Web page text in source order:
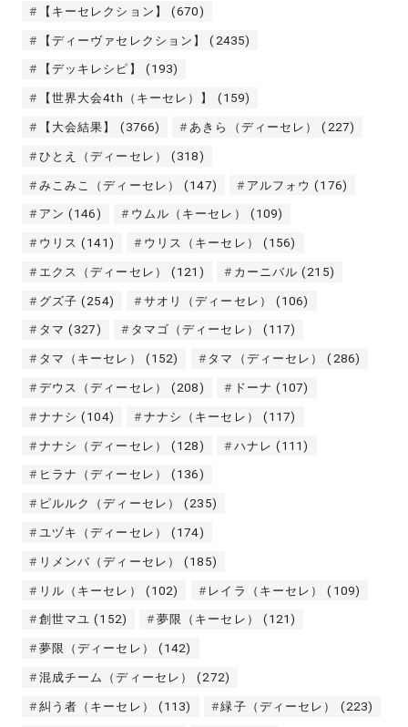
【キーセレクション】 (670)
【ディーヴァセレクション】 (2435)
【デッキレシピ】 (193)
【世界大会4th（キーセレ）】 (159)
【大会結果】 (3766) あきら（ディーセレ） (227)
ひとえ（ディーセレ） (318)
みこみこ（ディーセレ） (147) アルフォウ (176)
アン (146) ウムル（キーセレ） (109)
ウリス (141) ウリス（キーセレ） (156)
エクス（ディーセレ） (121) カーニバル (215)
グズ子 (254) サオリ（ディーセレ） (106)
タマ (327) タマゴ（ディーセレ） (117)
タマ（キーセレ） (152) タマ（ディーセレ） (286)
デウス（ディーセレ） (208) ドーナ (107)
ナナシ (104) ナナシ（キーセレ） (117)
ナナシ（ディーセレ） (128) ハナレ (111)
ヒラナ（ディーセレ） (136)
ピルルク（ディーセレ） (235)
ユヅキ（ディーセレ） (174)
リメンバ（ディーセレ） (185)
リル（キーセレ） (102) レイラ（キーセレ） (109)
創世マユ (152) 夢限（キーセレ） (121)
夢限（ディーセレ） (142)
混成チーム（ディーセレ） (272)
糾う者（キーセレ） (113) 緑子（ディーセレ） (223)